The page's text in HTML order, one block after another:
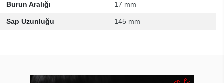
Burun Aralığı 17 mm
Sap Uzunluğu 145 mm